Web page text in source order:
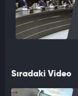
Sıradaki Video